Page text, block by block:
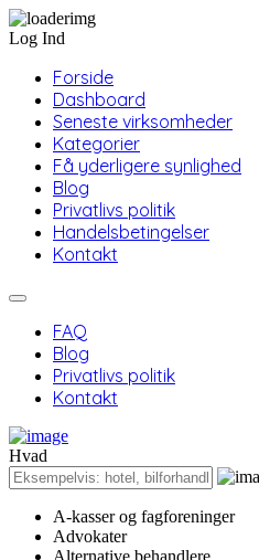
Log Ind
Forside
Dashboard
Seneste virksomheder
Kategorier
Få yderligere synlighed
Blog
Privatlivs politik
Handelsbetingelser
Kontakt
FAQ
Blog
Privatlivs politik
Kontakt
Hvad
A-kasser og fagforeninger
Advokater
Alternative behandlere